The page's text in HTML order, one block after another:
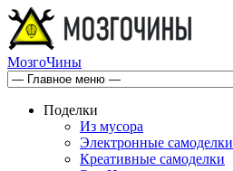
МозгоЧины
Поделки
Из мусора
Электронные самоделки
Креативные самоделки